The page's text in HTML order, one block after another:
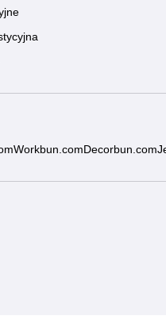
Workbun.com Decorbun.com